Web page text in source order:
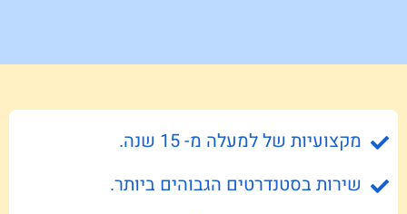
מקצועיות של למעלה מ- 15 שנה.
שירות בסטנדרטים הגבוהים ביותר.